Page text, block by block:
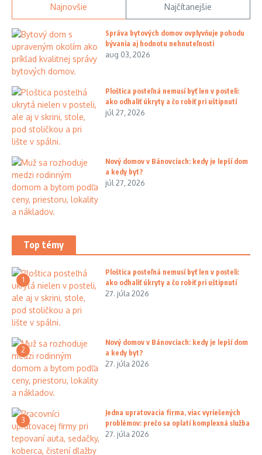
Najnovšie Najčítanejšie
Správa bytových domov ovplyvňuje pohodu
bývania aj hodnotu nehnuteľnosti
aug 03, 2026
Ploštica posteľná nemusí byť len v posteli:
ako odhaliť úkryty a čo robiť pri uštipnutí
júl 27, 2026
Nový domov v Bánovciach: kedy je lepší dom
a kedy byt?
júl 27, 2026
Top témy
1
Ploštica posteľná nemusí byť len v posteli:
ako odhaliť úkryty a čo robiť pri uštipnutí
27. júla 2026
2
Nový domov v Bánovciach: kedy je lepší dom
a kedy byt?
27. júla 2026
3
Jedna upratovacia firma, viac vyriešených
problémov: prečo sa oplatí komplexná služba
27. júla 2026